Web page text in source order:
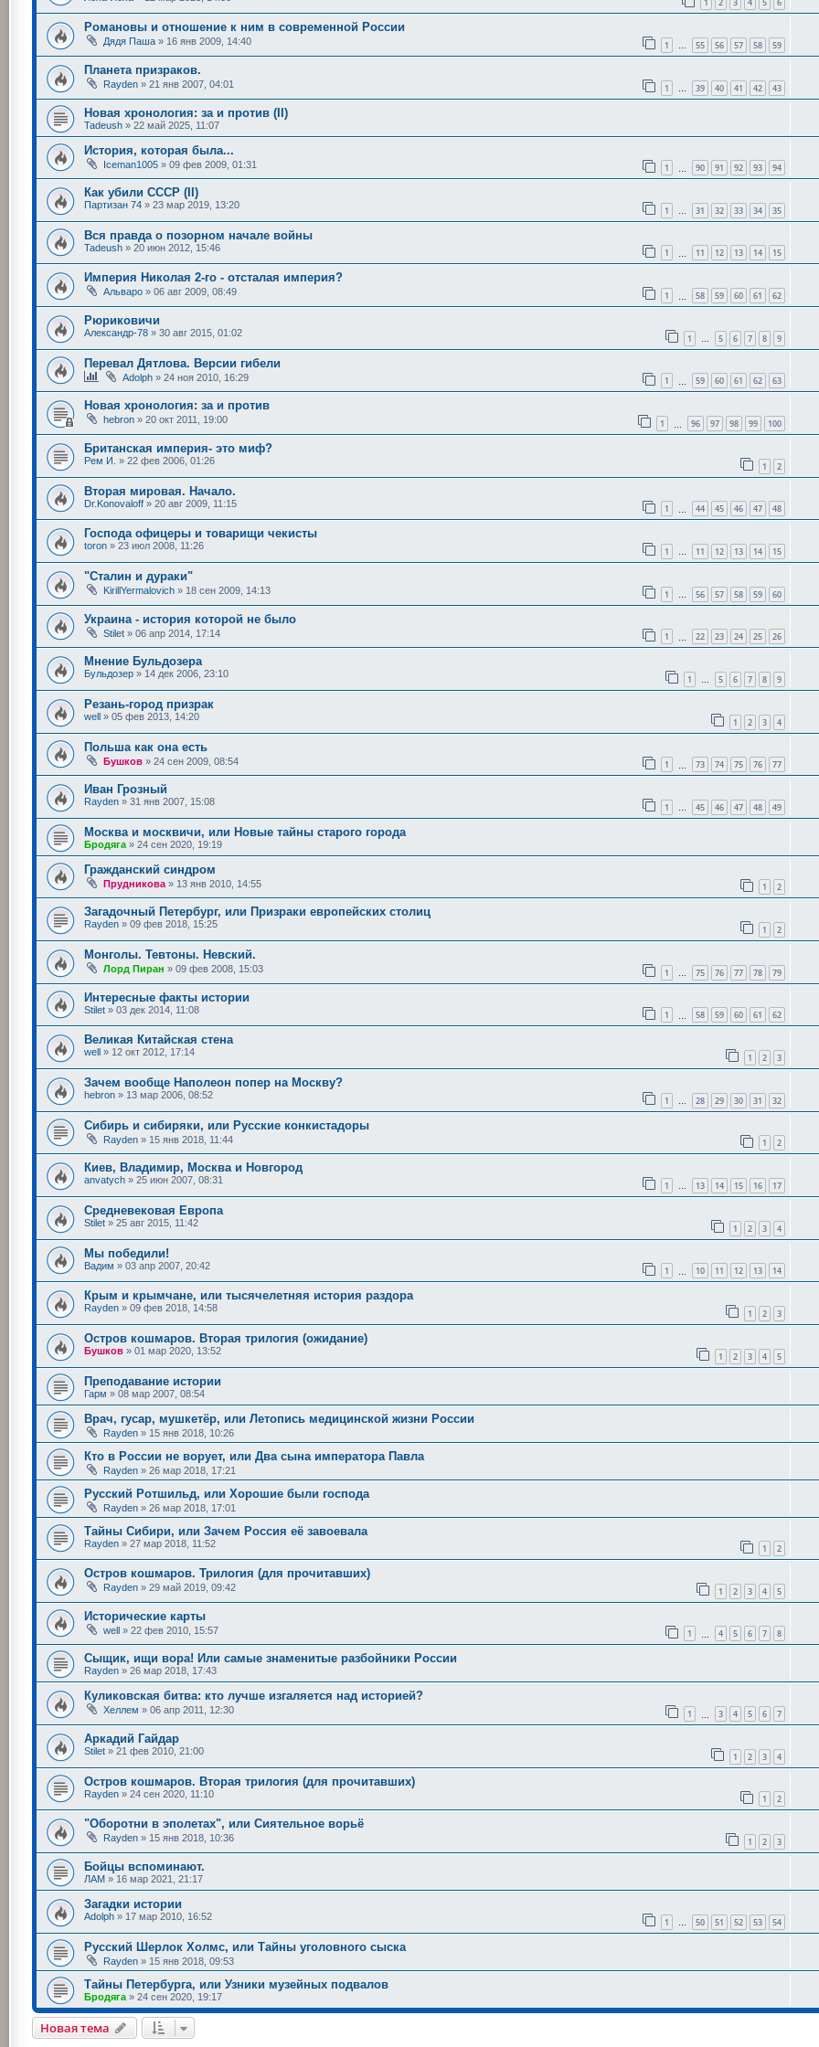
1 2 3 4 5 6
Романовы и отношение к ним в современной России
Дядя Паша » 16 янв 2009, 14:40 1 … 55 56 57 58 59
Планета призраков.
Rayden » 21 янв 2007, 04:01 1 … 39 40 41 42 43
Новая хронология: за и против (II)
Tadeush » 22 май 2025, 11:07
История, которая была...
Iceman1005 » 09 фев 2009, 01:31 1 90 91 92 93 94
Как убили СССР (II)
Партизан 74 » 23 мар 2019, 13:20 1 … 31 32 33 34 35
Вся правда о позорном начале войны
Tadeush » 20 июн 2012, 15:46 1 11 12 13 14 15
Империя Николая 2-го - отсталая империя?
Альваро » 06 авг 2009, 08:49 1 58 59 60 61 62
Рюриковичи
Александр-78 » 30 авг 2015, 01:02 1 … 5 6 7 8 9
Перевал Дятлова. Версии гибели
Adolph » 24 ноя 2010, 16:29 1 59 60 61 62 63
Новая хронология: за и против
hebron » 20 окт 2011, 19:00 1 96 97 98 99 100
Британская империя- это миф?
Рем И. » 22 фев 2006, 01:26 1 2
Вторая мировая. Начало.
Dr.Konovaloff » 20 авг 2009, 11:15 1 44 45 46 47 48
Господа офицеры и товарищи чекисты
toron » 23 июл 2008, 11:26 1 … 11 12 13 14 15
"Сталин и дураки"
KirillYermalovich » 18 сен 2009, 14:13 1 … 56 57 58 59 60
Украина - история которой не было
Stilet » 06 апр 2014, 17:14 1 22 23 24 25 26
Мнение Бульдозера
Бульдозер » 14 дек 2006, 23:10 1 … 5 6 7 8 9
Резань-город призрак
well » 05 фев 2013, 14:20 1 2 3 4
Польша как она есть
Бушков » 24 сен 2009, 08:54 1 73 74 75 76 77
Иван Грозный
Rayden » 31 янв 2007, 15:08 1 … 45 46 47 48 49
Москва и москвичи, или Новые тайны старого города
Бродяга » 24 сен 2020, 19:19
Гражданский синдром
Прудникова » 13 янв 2010, 14:55 1 2
Загадочный Петербург, или Призраки европейских столиц
Rayden » 09 фев 2018, 15:25 1 2
Монголы. Тевтоны. Невский.
Лорд Пиран » 09 фев 2008, 15:03 1 … 75 76 77 78 79
Интересные факты истории
Stilet » 03 дек 2014, 11:08 1 58 59 60 61 62
Великая Китайская стена
well » 12 окт 2012, 17:14 1 2 3
Зачем вообще Наполеон попер на Москву?
hebron » 13 мар 2006, 08:52 1 … 28 29 30 31 32
Сибирь и сибиряки, или Русские конкистадоры
Rayden » 15 янв 2018, 11:44 1 2
Киев, Владимир, Москва и Новгород
anvatych » 25 июн 2007, 08:31 1 … 13 14 15 16 17
Средневековая Европа
Stilet » 25 авг 2015, 11:42 1 2 3 4
Мы победили!
Вадим » 03 апр 2007, 20:42 1 10 11 12 13 14
Крым и крымчане, или тысячелетняя история раздора
Rayden » 09 фев 2018, 14:58 1 2 3
Остров кошмаров. Вторая трилогия (ожидание)
Бушков » 01 мар 2020, 13:52 1 2 3 4 5
Преподавание истории
Гарм » 08 мар 2007, 08:54
Врач, гусар, мушкетёр, или Летопись медицинской жизни России
Rayden » 15 янв 2018, 10:26
Кто в России не ворует, или Два сына императора Павла
Rayden » 26 мар 2018, 17:21
Русский Ротшильд, или Хорошие были господа
Rayden » 26 мар 2018, 17:01
Тайны Сибири, или Зачем Россия её завоевала
Rayden » 27 мар 2018, 11:52 1 2
Остров кошмаров. Трилогия (для прочитавших)
Rayden » 29 май 2019, 09:42 1 2 3 4 5
Исторические карты
well » 22 фев 2010, 15:57 1 4 5 6 7 8
Сыщик, ищи вора! Или самые знаменитые разбойники России
Rayden » 26 мар 2018, 17:43
Куликовская битва: кто лучше изгаляется над историей?
Хеллем » 06 апр 2011, 12:30 1 3 4 5 6 7
Аркадий Гайдар
Stilet » 21 фев 2010, 21:00 1 2 3 4
Остров кошмаров. Вторая трилогия (для прочитавших)
Rayden » 24 сен 2020, 11:10 1 2
"Оборотни в эполетах", или Сиятельное ворьё
Rayden » 15 янв 2018, 10:36 1 2 3
Бойцы вспоминают.
ЛАМ » 16 мар 2021, 21:17
Загадки истории
Adolph » 17 мар 2010, 16:52 1 … 50 51 52 53 54
Русский Шерлок Холмс, или Тайны уголовного сыска
Rayden » 15 янв 2018, 09:53
Тайны Петербурга, или Узники музейных подвалов
Бродяга » 24 сен 2020, 19:17
Новая тема